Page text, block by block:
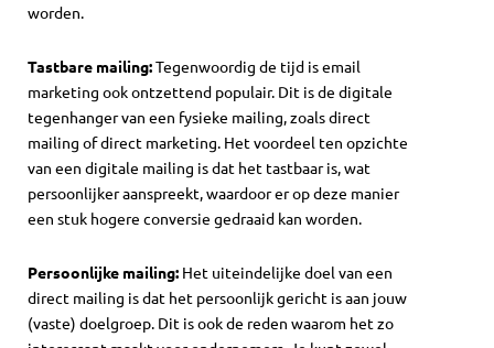
worden.
Tastbare mailing:Tegenwoordig de tijd is email
marketing ook ontzettend populair. Dit is de digitale
tegenhanger van een fysieke mailing, zoals direct
mailing of direct marketing. Het voordeel ten opzichte
van een digitale mailing is dat het tastbaar is, wat
persoonlijker aanspreekt, waardoor er op deze manier
een stuk hogere conversie gedraaid kan worden.
Persoonlijke mailing: Het uiteindelijke doel van een
direct mailing is dat het persoonlijk gericht is aan jouw
(vaste) doelgroep. Dit is ook de reden waarom het zo